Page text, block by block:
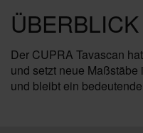
Der CUPRA Tavascan
und setzt neue
und bleibt ein